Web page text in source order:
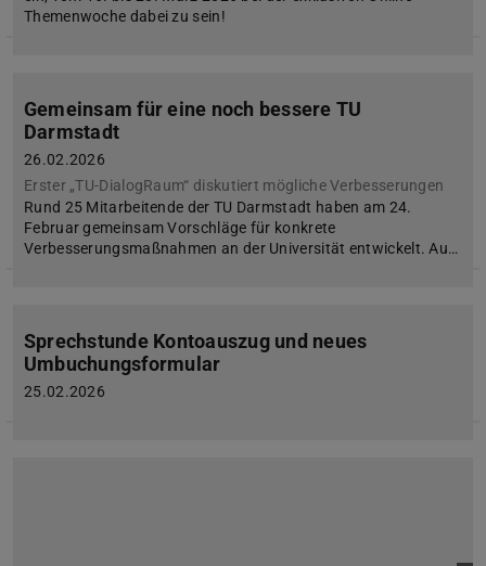
Themenwoche dabei zu sein!
Gemeinsam für eine noch bessere TU
Darmstadt
26.02.2026
Erster „TU-DialogRaum“ diskutiert mögliche Verbesserungen
Rund 25 Mitarbeitende der TU Darmstadt haben am 24.
Februar gemeinsam Vorschläge für konkrete
Verbesserungsmaßnahmen an der Universität entwickelt. Au…
Sprechstunde Kontoauszug und neues
Umbuchungsformular
25.02.2026